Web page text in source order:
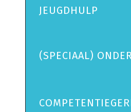
JEUGDHULP
(SPECIAAL)